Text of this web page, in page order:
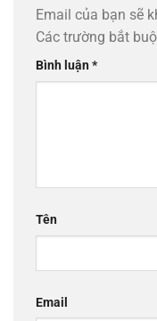
Email của bạn sẽ
Các trường bắt
Bình luận*
Tên
Email